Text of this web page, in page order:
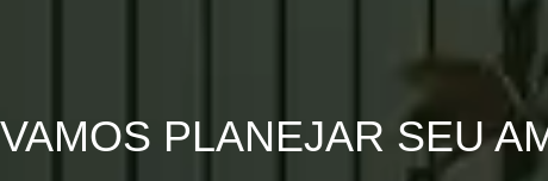
VAMOS PLANEJAR SEU